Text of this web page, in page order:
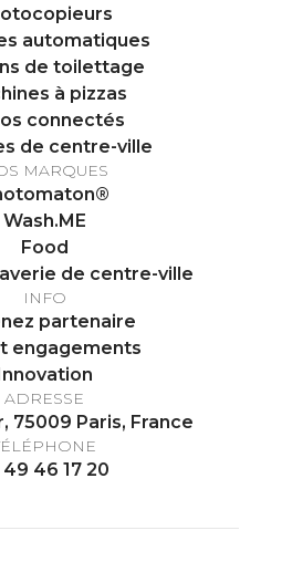
automatiques
de toilettage
à pizzas
connectés
de centre-ville
MARQUES
Wash.ME
Food
de centre-ville
INFO
partenaire
engagements
ADRESSE
75009 Paris, France
49 46 17 20